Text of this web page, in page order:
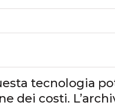
tecnologia
dei costi.